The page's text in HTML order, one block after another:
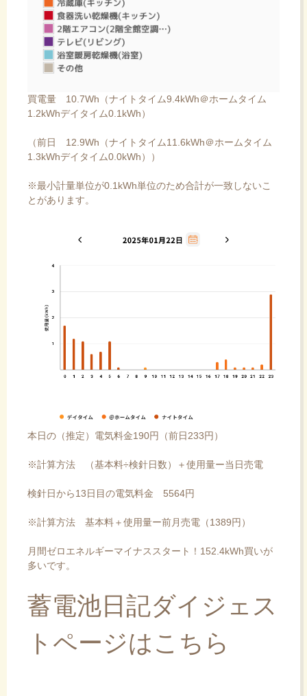
買電量 10.7Wh（ナイトタイム9.4kWh＠ホームタイム
1.2kWhデイタイム0.1kWh）
（前日 12.9Wh（ナイトタイム11.6kWh＠ホームタイム
1.3kWhデイタイム0.0kWh））
※最小計量単位が0.1kWh単位のため合計が一致しないこ
とがあります。
本日の（推定）電気料金190円（前日233円）
※計算方法 （基本料÷検針日数）＋使用量ー当日売電
検針日から13日目の電気料金 5564円
※計算方法 基本料＋使用量ー前月売電（1389円）
月間ゼロエネルギーマイナススタート！152.4kWh買いが
多いです。
蓄電池日記ダイジェス
トページはこちら